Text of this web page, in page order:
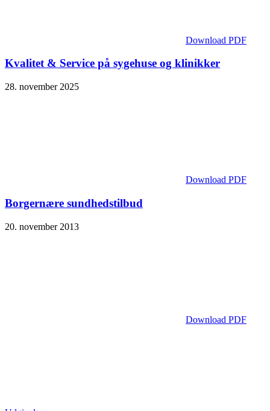
Download PDF
Kvalitet & Service på sygehuse og klinikker
28. november 2025
Download PDF
Borgernære sundhedstilbud
20. november 2013
Download PDF